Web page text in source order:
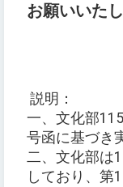
お願いいたし
説明：
一、文化部
号函に基づき
二、文化部は
しており、第